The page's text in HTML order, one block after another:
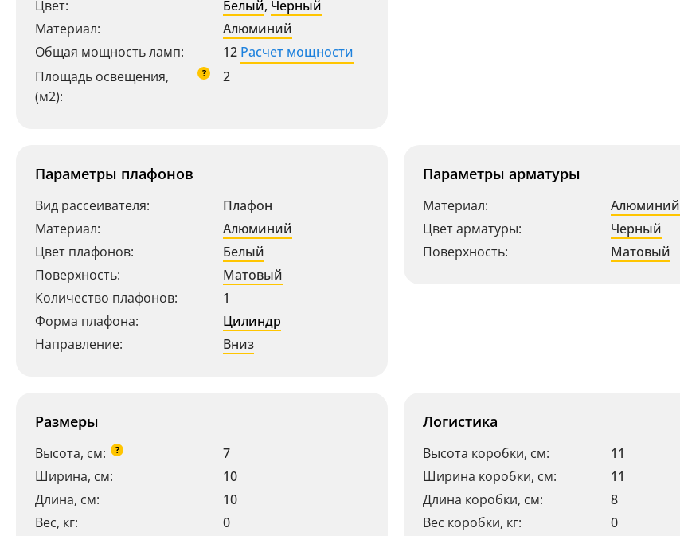
Цвет:
Белый, Черный
Материал:
Алюминий
Общая мощность ламп:
12 Расчет мощности
Площадь освещения,
(м2):
? 2
Параметры плафонов
Вид рассеивателя:
Плафон
Материал:
Алюминий
Цвет плафонов:
Белый
Поверхность:
Матовый
Количество плафонов:
1
Форма плафона:
Цилиндр
Направление:
Вниз
Параметры арматуры
Материал:
Алюминий
Цвет арматуры:
Черный
Поверхность:
Матовый
Размеры
Высота, см: ?
7
Ширина, см:
10
Длина, см:
10
Вес, кг:
0
Логистика
Высота коробки, см:
11
Ширина коробки, см:
11
Длина коробки, см:
8
Вес коробки, кг:
0